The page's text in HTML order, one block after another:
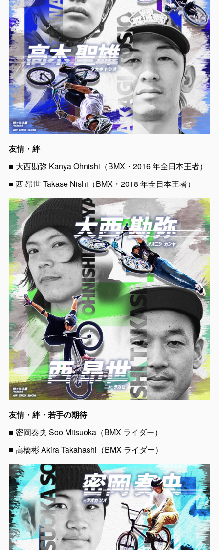
友情・絆
■ 大西勘弥 Kanya Ohnishi（BMX・2016 年全日本王者）
■ 西 昂世 Takase Nishi（BMX・2018 年全日本王者）
友情・絆・若手の期待
■ 密岡奏央 Soo Mitsuoka（BMX ライダー）
■ 高橋彬 Akira Takahashi（BMX ライダー）